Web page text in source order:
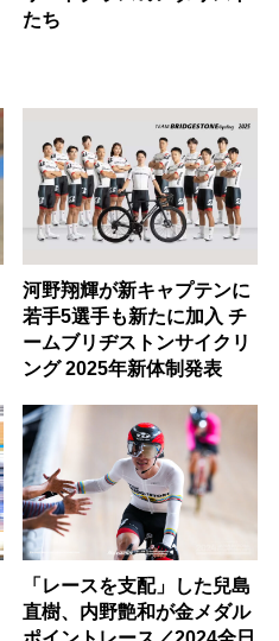
たち
河野翔輝が新キャプテンに
若手5選手も新たに加入 チ
ームブリヂストンサイクリ
ング 2025年新体制発表
「レースを支配」した兒島
直樹、内野艶和が金メダル